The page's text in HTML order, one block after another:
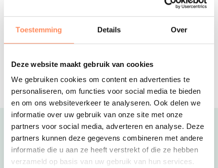
Toestemming Details Over
Deze website maakt gebruik van cookies
We gebruiken cookies om content en advertenties te
personaliseren, om functies voor social media te bieden
en om ons websiteverkeer te analyseren. Ook delen we
informatie over uw gebruik van onze site met onze
partners voor social media, adverteren en analyse. Deze
partners kunnen deze gegevens combineren met andere
informatie die u aan ze heeft verstrekt of die ze hebben
verzameld op basis van uw gebruik van hun services.
Slaap in een 'Pod' en ga op avontuur
Reserveer
Logeer in een 13e eeuws kasteel, op
een kwartiertje rijden vanaf het Noord-
Hollandse strand!
Uitgelicht